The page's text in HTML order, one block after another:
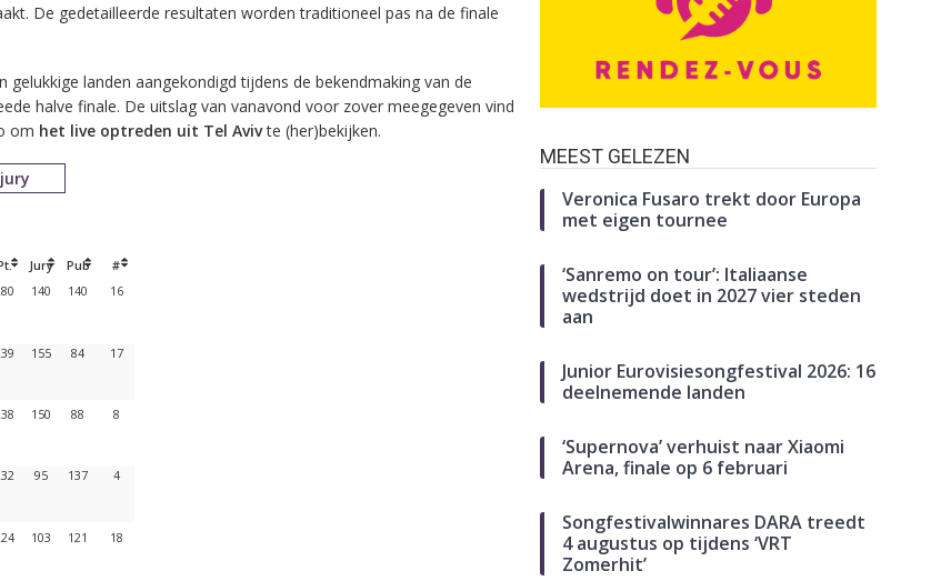
De gedetailleerde resultaten worden traditioneel pas na de finale
gelukkige landen aangekondigd tijdens de bekendmaking van de
halve finale. De uitslag van vanavond voor zover meegegeven vind
om het live optreden uit Tel Avivte (her)bekijken.
Jury Pub #
140 140 16
155 84 17
150 88 8
95 137 4
103 121 18
MEEST GELEZEN
Veronica Fusaro trekt door Europa
met eigen tournee
‘Sanremo on tour’: Italiaanse
wedstrijd doet in 2027 vier steden
aan
Junior Eurovisiesongfestival 2026: 16
deelnemende landen
‘Supernova’ verhuist naar Xiaomi
Arena, finale op 6 februari
Songfestivalwinnares DARA treedt
4 augustus op tijdens ‘VRT
Zomerhit’